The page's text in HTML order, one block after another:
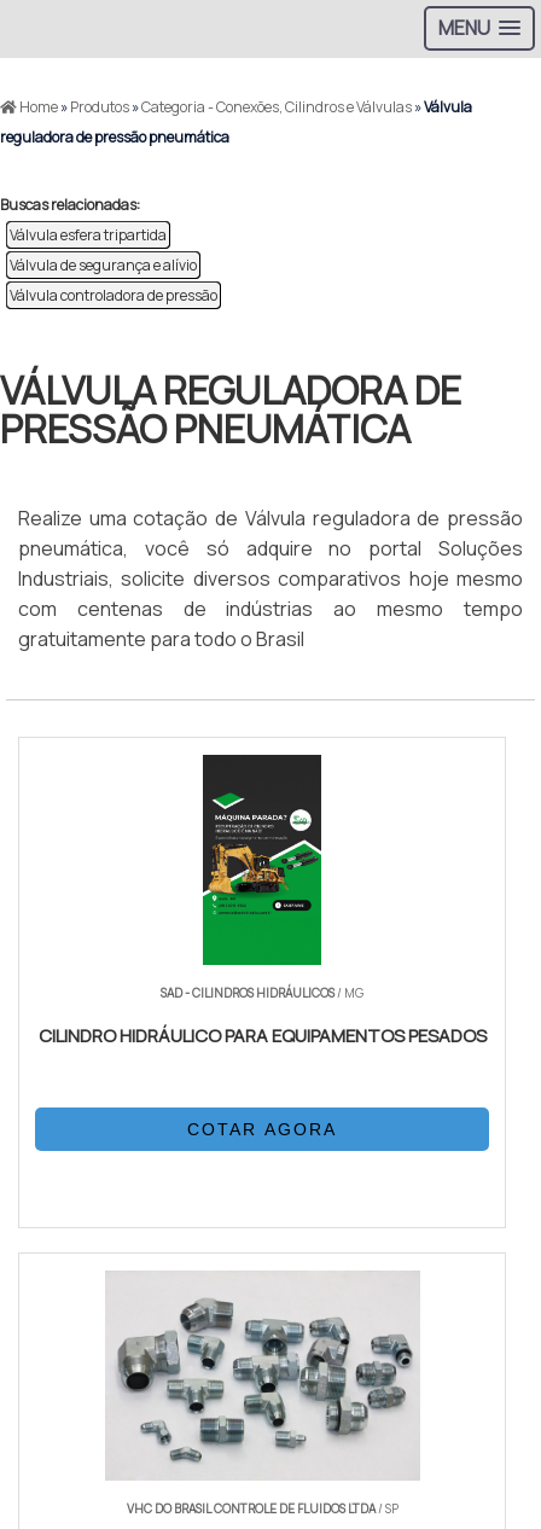
MENU
Home»Produtos»Categoria - Conexões, Cilindros e Válvulas»Válvula
reguladora de pressão pneumática
Buscas relacionadas:
Válvula esfera tripartida
Válvula de segurança e alívio
Válvula controladora de pressão
VÁLVULA REGULADORA DE
PRESSÃO PNEUMÁTICA
Realize uma cotação de Válvula reguladora de pressão
pneumática, você só adquire no portal Soluções
Industriais, solicite diversos comparativos hoje mesmo
com centenas de indústrias ao mesmo tempo
gratuitamente para todo o Brasil
SAD - CILINDROS HIDRÁULICOS/ MG
CILINDRO HIDRÁULICO PARA EQUIPAMENTOS PESADOS
COTAR AGORA
VHC DO BRASIL CONTROLE DE FLUIDOS LTDA/ SP